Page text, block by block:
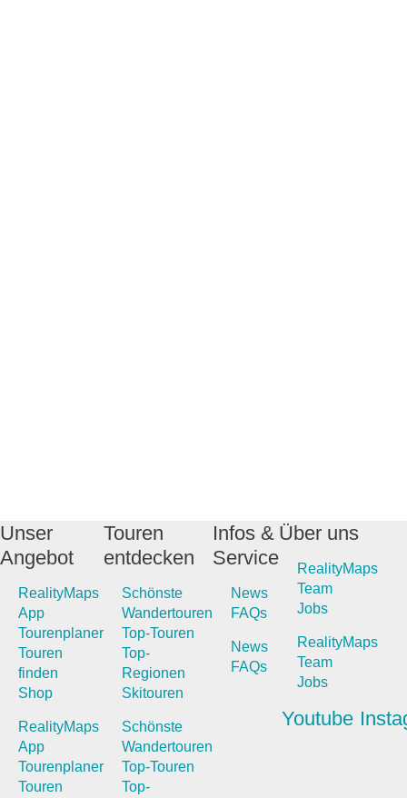
Unser
Angebot
RealityMaps
App
Tourenplaner
Touren
finden
Shop
RealityMaps
App
Tourenplaner
Touren
Touren
entdecken
Schönste
Wandertouren
Top-Touren
Top-
Regionen
Skitouren
Schönste
Wandertouren
Top-Touren
Top-
Infos &
Service
News
FAQs
News
FAQs
Über uns
RealityMaps
Team
Jobs
RealityMaps
Team
Jobs
Youtube